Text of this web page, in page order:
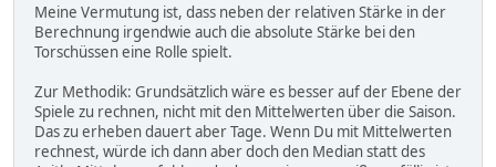
Meine Vermutung ist, dass neben der relativen Stärke in der
Berechnung irgendwie auch die absolute Stärke bei den
Torschüssen eine Rolle spielt.
Zur Methodik: Grundsätzlich wäre es besser auf der Ebene der
Spiele zu rechnen, nicht mit den Mittelwerten über die Saison.
Das zu erheben dauert aber Tage. Wenn Du mit Mittelwerten
rechnest, würde ich dann aber doch den Median statt des